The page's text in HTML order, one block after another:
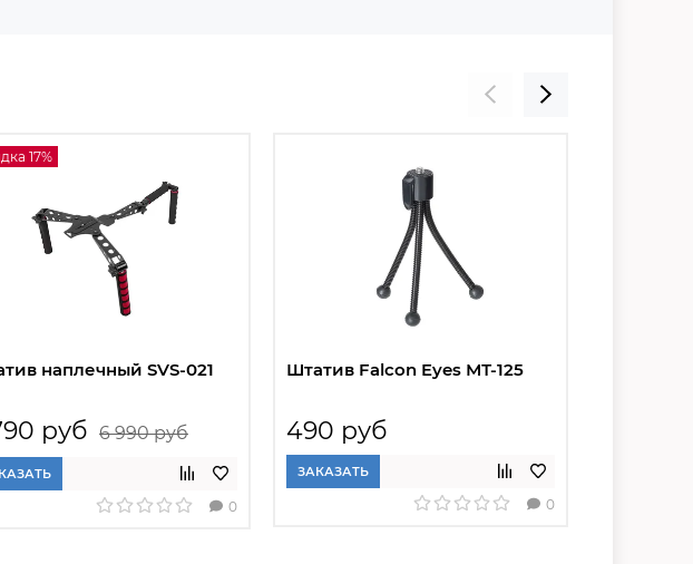
17%
наплечный SVS-021
руб 6 990 руб
0
Штатив Falcon Eyes МТ-125
490 руб
ЗАКАЗАТЬ
0